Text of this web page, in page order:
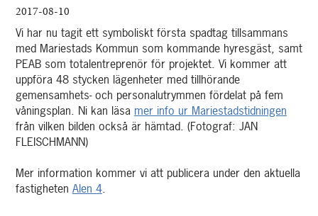
2017-08-10
Vi har nu tagit ett symboliskt första spadtag tillsammans
med Mariestads Kommun som kommande hyresgäst, samt
PEAB som totalentreprenör för projektet. Vi kommer att
uppföra 48 stycken lägenheter med tillhörande
gemensamhets- och personalutrymmen fördelat på fem
våningsplan. Ni kan läsa mer info ur Mariestadstidningen
från vilken bilden också är hämtad. (Fotograf: JAN
FLEISCHMANN)
Mer information kommer vi att publicera under den aktuella
fastigheten Alen 4.